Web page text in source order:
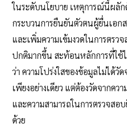
ในระดับนโยบาย เหตุการณ์นี้ผลั
กระบวนการยืนยันตัวตนผู้ยื่นเอกส
และเพิ่มความเข้มงวดในการตร
ปกติมากขึ้น สะท้อนหลักการที่ใช้
ว่า ความโปร่งใสของข้อมูลไม่ได้วั
เพียงอย่างเดียว แต่ต้องวัดจากคว
และความสามารถในการตรวจส
ด้วย